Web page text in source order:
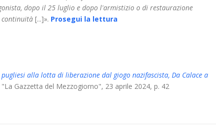
dopo il 25 luglio e dopo l'armistizio o di restaurazione
[...]». Prosegui la lettura
alla lotta di liberazione dal giogo nazifascista, Da Calace a
Gazzetta del Mezzogiorno", 23 aprile 2024, p. 42